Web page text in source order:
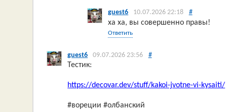
guest6 10.07.2026 22:18 #
ха ха, вы совершенно правы!
Ответить
guest6 09.07.2026 23:56 #
Тестик:
https://decovar.dev/stuff/kakoi-jvotne-vi-kysaiti/
#вореции #олбанский